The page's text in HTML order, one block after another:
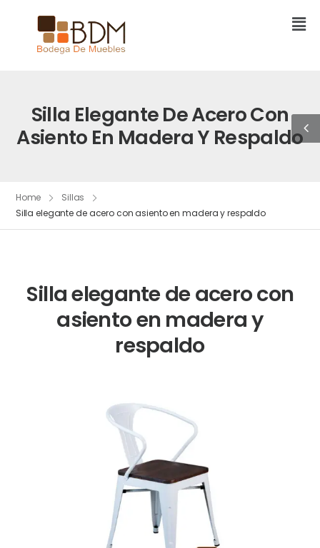
Silla Elegante De Acero Con
Asiento En Madera Y Respaldo
Home
Sillas
Silla elegante de acero con asiento en madera y respaldo
Silla elegante de acero con
asiento en madera y
respaldo